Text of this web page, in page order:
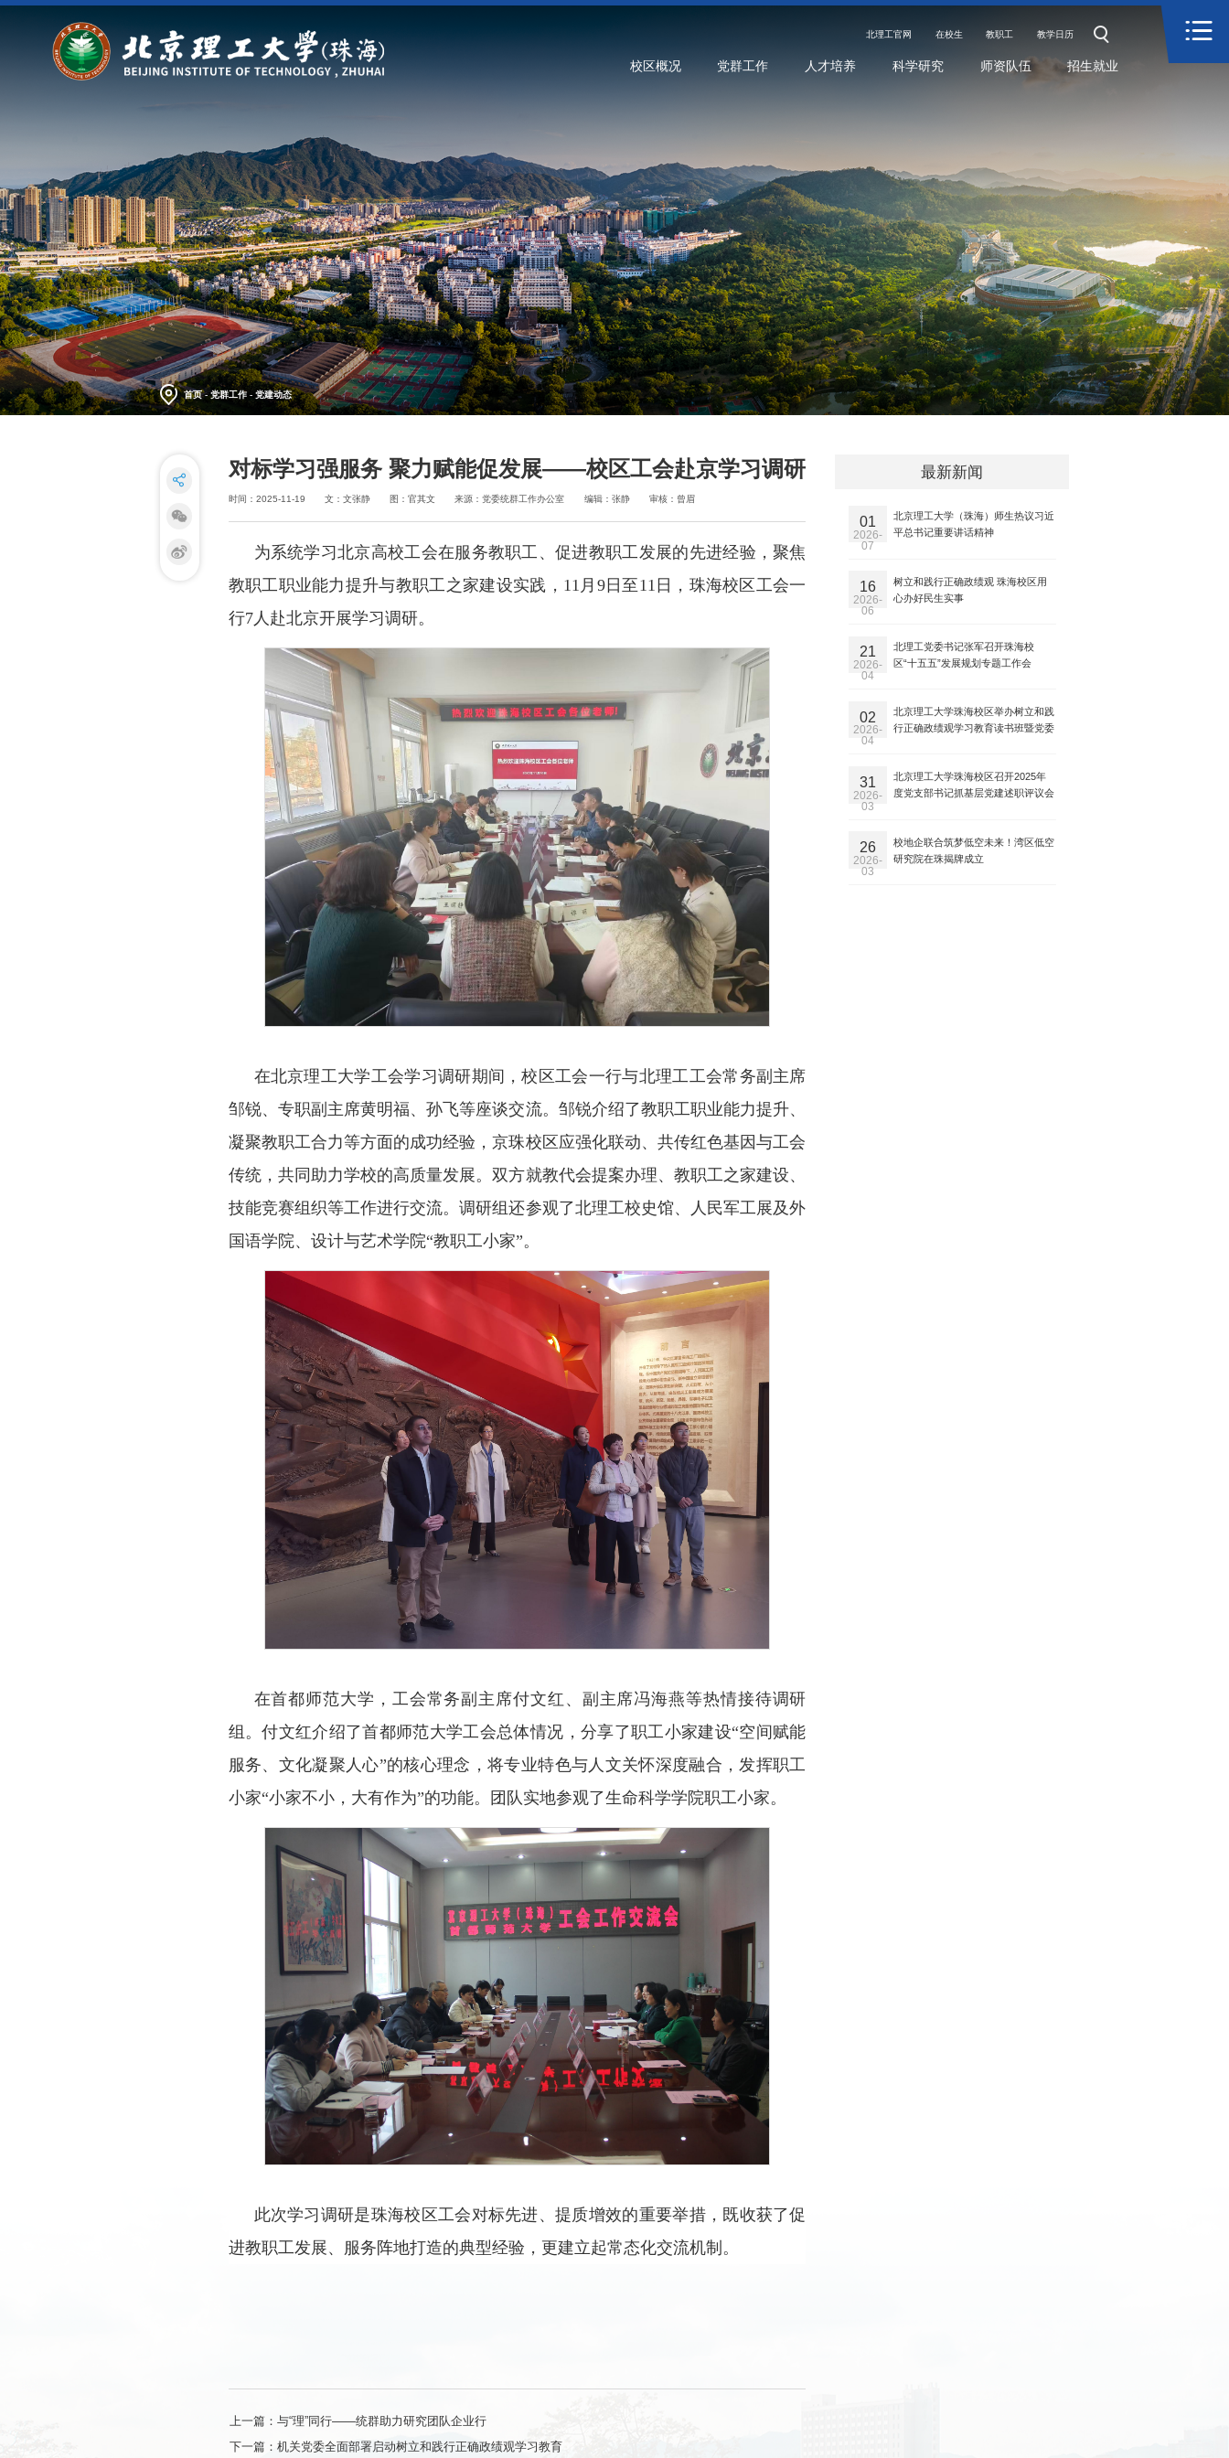
北理工官网 在校生 教职工 教学日历
校区概况 党群工作 人才培养 科学研究 师资队伍 招生就业
首页- 党群工作 - 党建动态
对标学习强服务 聚力赋能促发展——校区工会赴京学习调研
时间：2025-11-19 文：文张静 图：官其文 来源：党委统群工作办公室 编辑：张静 审核：曾眉
为系统学习北京高校工会在服务教职工、促进教职工发展的先进经验，聚焦
教职工职业能力提升与教职工之家建设实践， 11月9日至11日，珠海校区工会一
行7人赴北京开展学习调研。
在北京理工大学工会学习调研期间，校区工会一行与北理工工会常务副主席
邹锐、专职副主席黄明福、孙飞等座谈交流。邹锐介绍了教职工职业能力提升、
凝聚教职工合力等方面的成功经验，京珠校区应强化联动、共传红色基因与工会
传统，共同助力学校的高质量发展。双方就教代会提案办理、教职工之家建设、
技能竞赛组织等工作进行交流。调研组还参观了北理工校史馆、人民军工展及外
国语学院、设计与艺术学院“教职工小家”。
在首都师范大学，工会常务副主席付文红、副主席冯海燕等热情接待调研
组。付文红介绍了首都师范大学工会总体情况，分享了职工小家建设“空间赋能
服务、文化凝聚人心”的核心理念，将专业特色与人文关怀深度融合，发挥职工
小家“小家不小，大有作为”的功能。团队实地参观了生命科学学院职工小家。
此次学习调研是珠海校区工会对标先进、提质增效的重要举措，既收获了促
进教职工发展、服务阵地打造的典型经验，更建立起常态化交流机制。
上一篇：与“理”同行——统群助力研究团队企业行
下一篇：机关党委全面部署启动树立和践行正确政绩观学习教育
最新新闻
01
2026-
07
北京理工大学（珠海）师生热议习近
平总书记重要讲话精神
16
2026-
06
树立和践行正确政绩观 珠海校区用
心办好民生实事
21
2026-
04
北理工党委书记张军召开珠海校
区“十五五”发展规划专题工作会
02
2026-
04
北京理工大学珠海校区举办树立和践
行正确政绩观学习教育读书班暨党委
31
2026-
03
北京理工大学珠海校区召开2025年
度党支部书记抓基层党建述职评议会
26
2026-
03
校地企联合筑梦低空未来！湾区低空
研究院在珠揭牌成立